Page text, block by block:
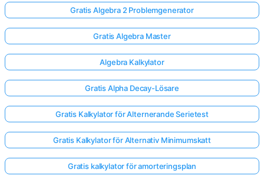
Gratis Algebra 2 Problemgenerator
Gratis Algebra Master
Algebra Kalkylator
Gratis Alpha Decay-Lösare
Gratis Kalkylator för Alternerande Serietest
Gratis Kalkylator för Alternativ Minimumskatt
Gratis kalkylator för amorteringsplan